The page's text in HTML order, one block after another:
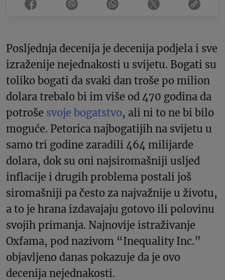
Posljednja decenija je decenija podjela i sve
izraženije nejednakosti u svijetu. Bogati su
toliko bogati da svaki dan troše po milion
dolara trebalo bi im više od 470 godina da
potroše svoje bogatstvo, ali ni to ne bi bilo
moguće. Petorica najbogatijih na svijetu u
samo tri godine zaradili 464 milijarde
dolara, dok su oni najsiromašniji usljed
inflacije i drugih problema postali još
siromašniji pa često za najvažnije u životu,
a to je hrana izdavajaju gotovo ili polovinu
svojih primanja. Najnovije istraživanje
Oxfama, pod nazivom “Inequality Inc.”
objavljeno danas pokazuje da je ovo
decenija nejednakosti.